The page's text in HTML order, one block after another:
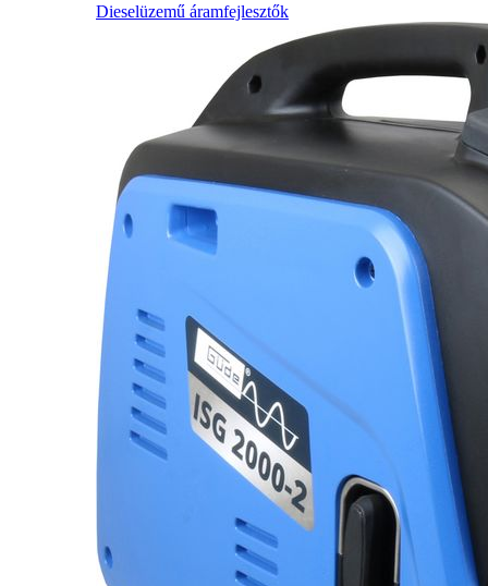
Dieselüzemű áramfejlesztők